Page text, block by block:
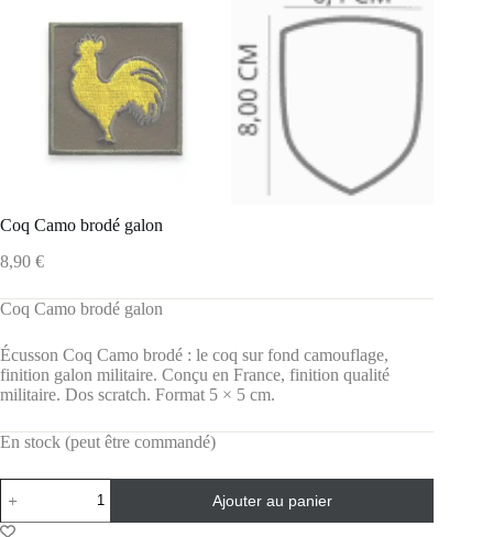
Coq Camo brodé galon
8,90 €
Coq Camo brodé galon
Écusson Coq Camo brodé : le coq sur fond camouflage,
finition galon militaire. Conçu en France, finition qualité
militaire. Dos scratch. Format 5 × 5 cm.
En stock (peut être commandé)
Ajouter au panier